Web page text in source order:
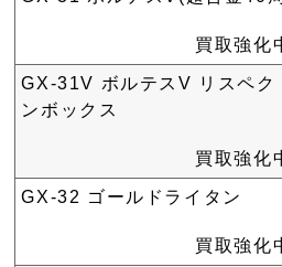
買取強化
GX-31V ボルテスV リスペク
ンボックス
買取強化
GX-32 ゴールドライタン
買取強化